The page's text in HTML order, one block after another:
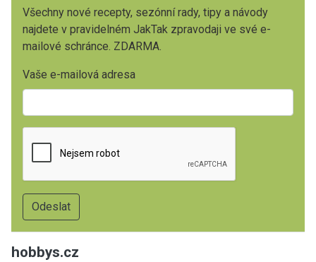
Všechny nové recepty, sezónní rady, tipy a návody
najdete v pravidelném JakTak zpravodaji ve své e-
mailové schránce. ZDARMA.
Vaše e-mailová adresa
hobbys.cz